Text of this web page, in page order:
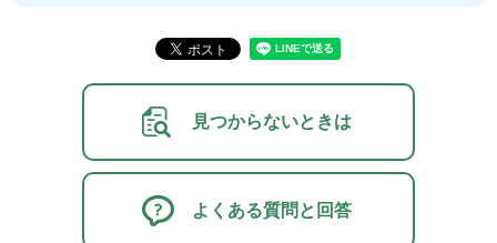
見つからないときは
よくある質問と回答